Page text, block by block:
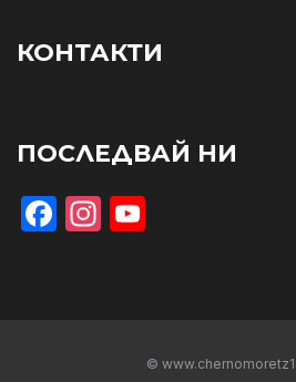
КОНТАКТИ
ПОСЛЕДВАЙ НИ
Facebook
Instagram
©